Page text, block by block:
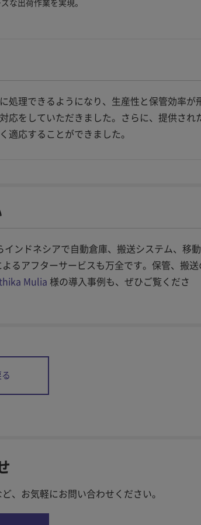
処理できるようになり、生産性と保管効率が
応をしていただきました。さらに、提供され
適応することができました。
インドネシアで自動倉庫、搬送システム、移動
るアフターサービスも万全です。保管、搬
Mulia 様の導入事例も、ぜひご覧くださ
、お気軽にお問い合わせください。